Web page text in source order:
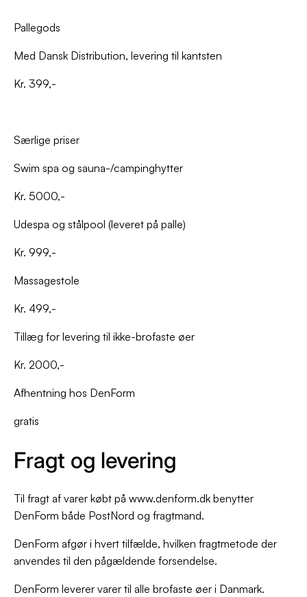
Pallegods
Med Dansk Distribution, levering til kantsten
Kr. 399,-
Særlige priser
Swim spa og sauna-/campinghytter
Kr. 5000,-
Udespa og stålpool (leveret på palle)
Kr. 999,-
Massagestole
Kr. 499,-
Tillæg for levering til ikke-brofaste øer
Kr. 2000,-
Afhentning hos DenForm
gratis
Fragt og levering
Til fragt af varer købt på www.denform.dk benytter
DenForm både PostNord og fragtmand.
DenForm afgør i hvert tilfælde, hvilken fragtmetode der
anvendes til den pågældende forsendelse.
DenForm leverer varer til alle brofaste øer i Danmark.